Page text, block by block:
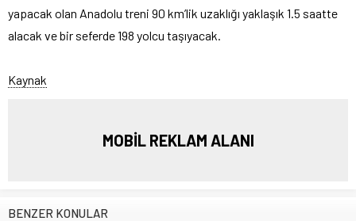
yapacak olan Anadolu treni 90 km’lik uzaklığı yaklaşık 1.5 saatte
alacak ve bir seferde 198 yolcu taşıyacak.
Kaynak
MOBİL REKLAM ALANI
BENZER KONULAR